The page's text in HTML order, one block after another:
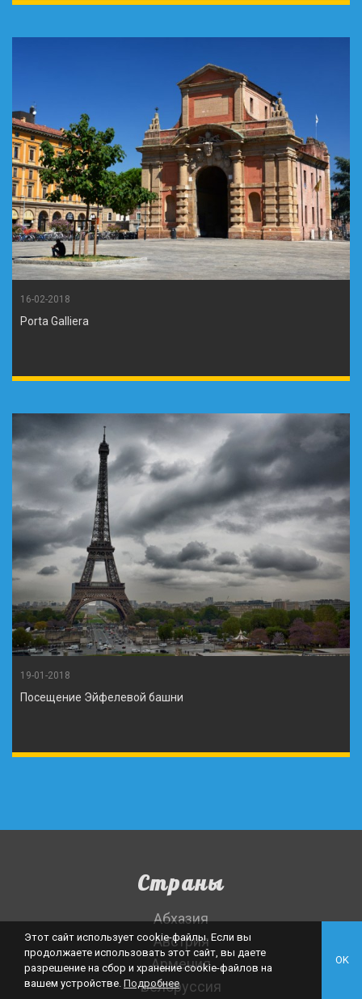
16-02-2018
Porta Galliera
19-01-2018
Посещение Эйфелевой башни
Страны
Абхазия
Австрия
Армения
Белоруссия
Этот сайт использует cookie-файлы. Если вы
продолжаете использовать этот сайт, вы даете
разрешение на сбор и хранение cookie-файлов на
вашем устройстве. Подробнее
OK